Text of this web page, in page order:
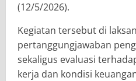
(12/5/2026).
Kegiatan tersebut di
pertanggungjawaban
sekaligus evaluasi
kerja dan kondisi